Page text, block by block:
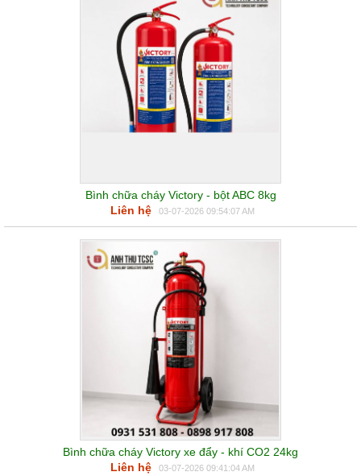
Bình chữa cháy Victory - bột ABC 8kg
Liên hệ
03-07-2026 09:54:07 AM
Bình chữa cháy Victory xe đẩy - khí CO2 24kg
Liên hệ
03-07-2026 09:41:04 AM